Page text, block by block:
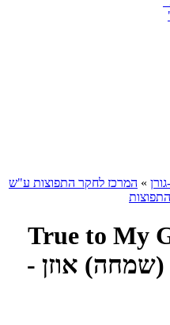
» המרכז לחקר התפוצות ע"ש
True to My
אוזן -